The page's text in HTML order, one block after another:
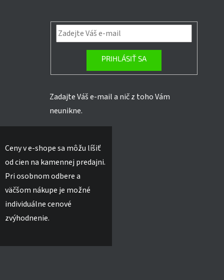
PRIHLÁSIŤ SA
Zadajte Váš e-mail a nič z toho Vám
neunikne.
Ceny v e-shope sa môžu líšiť
od cien na kamennej predajni.
Pri osobnom odbere a
väčšom nákupe je možné
individuálne cenové
zvýhodnenie.